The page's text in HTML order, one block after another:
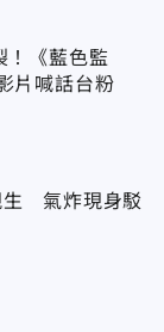
！《藍色監
片喊話台粉
生 氣炸現身駁